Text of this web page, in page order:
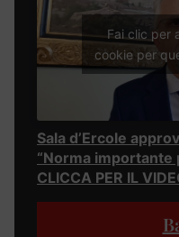
Fai clic per
cookie per
Sala d’Ercole
“Norma importante
CLICCA PER IL